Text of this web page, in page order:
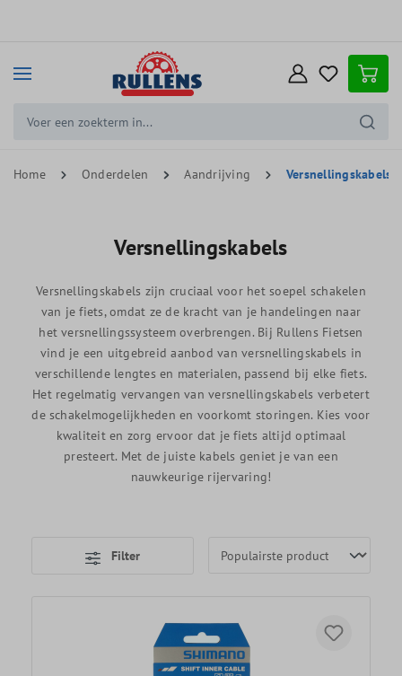
Home Onderdelen Aandrijving Versnellingskabels
Versnellingskabels
Versnellingskabels zijn cruciaal voor het soepel schakelen
van je fiets, omdat ze de kracht van je handelingen naar
het versnellingssysteem overbrengen. Bij Rullens Fietsen
vind je een uitgebreid aanbod van versnellingskabels in
verschillende lengtes en materialen, passend bij elke fiets.
Het regelmatig vervangen van versnellingskabels verbetert
de schakelmogelijkheden en voorkomt storingen. Kies voor
kwaliteit en zorg ervoor dat je fiets altijd optimaal
presteert. Met de juiste kabels geniet je van een
nauwkeurige rijervaring!
Filter